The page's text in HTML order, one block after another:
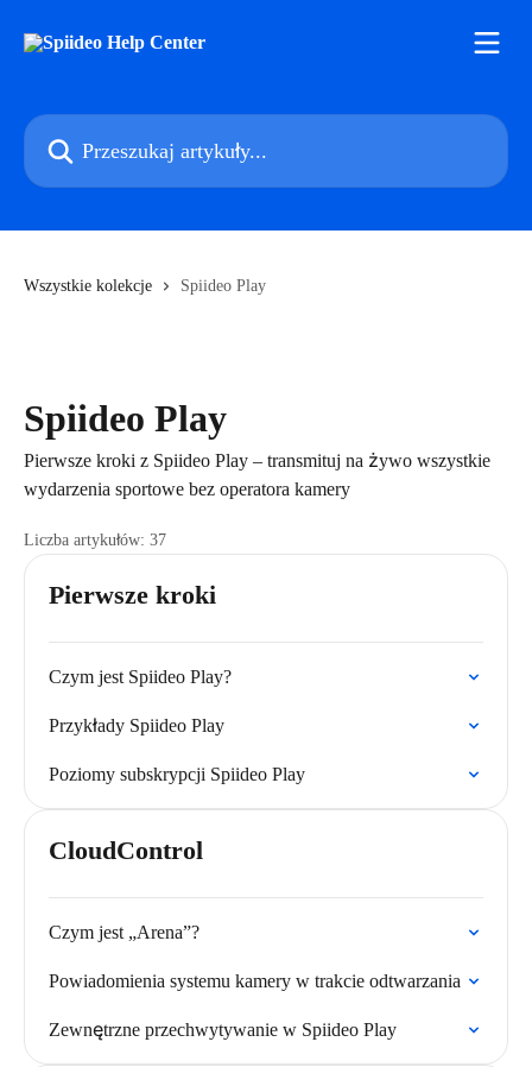
Przeszukaj artykuły...
Wszystkie kolekcje Spiideo Play
Spiideo Play
Pierwsze kroki z Spiideo Play – transmituj na żywo wszystkie
wydarzenia sportowe bez operatora kamery
Liczba artykułów: 37
Pierwsze kroki
Czym jest Spiideo Play?
Przykłady Spiideo Play
Poziomy subskrypcji Spiideo Play
CloudControl
Czym jest „Arena”?
Powiadomienia systemu kamery w trakcie odtwarzania
Zewnętrzne przechwytywanie w Spiideo Play